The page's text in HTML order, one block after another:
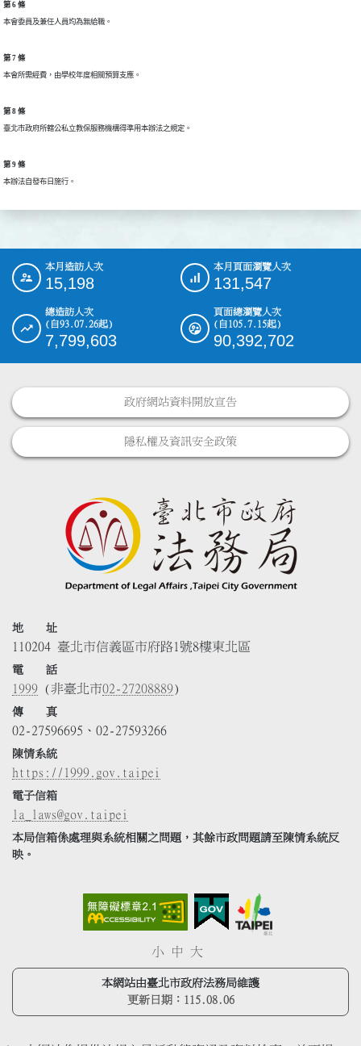
第 6 條
本會委員及兼任人員均為無給職。
第 7 條
本會所需經費，由學校年度相關預算支應。
第 8 條
臺北市政府所轄公私立教保服務機構得準用本辦法之規定。
第 9 條
本辦法自發布日施行。
::: 本月造訪人次
15,198
本月頁面瀏覽人次
131,547
總造訪人次
(自93.07.26起)
7,799,603
頁面總瀏覽人次
(自105.7.15起)
90,392,702
政府網站資料開放宣告
隱私權及資訊安全政策
地 址
110204 臺北市信義區市府路1號8樓東北區
電 話
1999 (非臺北市02-27208889)
傳 真
02-27596695、02-27593266
陳情系統
https://1999.gov.taipei
電子信箱
la_laws@gov.taipei
本局信箱係處理與系統相關之問題，其餘市政問題請至陳情系統反
映。
小 中 大
本網站由臺北市政府法務局維護
更新日期： 115.08.06